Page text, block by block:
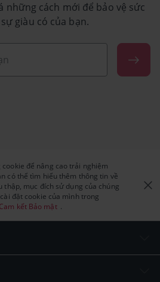
những cách mới để bảo vệ sức
giàu có của bạn.
để nâng cao trải nghiệm
có thể tìm hiểu thêm thông tin về
thập, mục đích sử dụng của chúng
đặt cookie của mình trong
Cam kết Bảo mật .